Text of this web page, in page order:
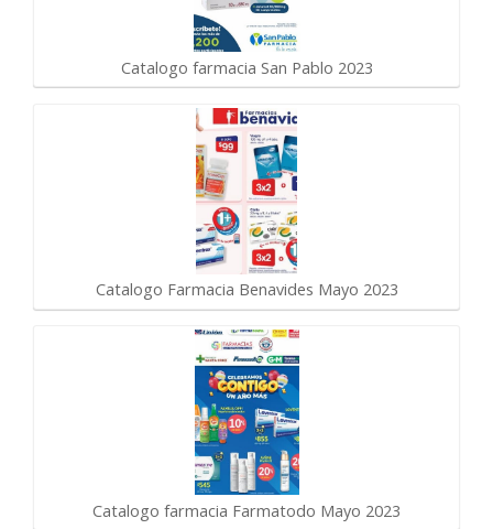
Catalogo farmacia San Pablo 2023
Catalogo Farmacia Benavides Mayo 2023
Catalogo farmacia Farmatodo Mayo 2023